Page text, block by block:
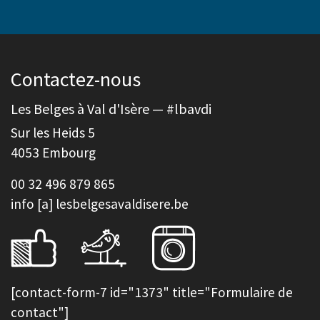
Contactez-nous
Les Belges à Val d'Isère — #lbavdi
Sur les Heids 5
4053 Embourg
00 32 496 879 865
info [a] lesbelgesavaldisere.be
[contact-form-7 id="1373" title="Formulaire de
contact"]